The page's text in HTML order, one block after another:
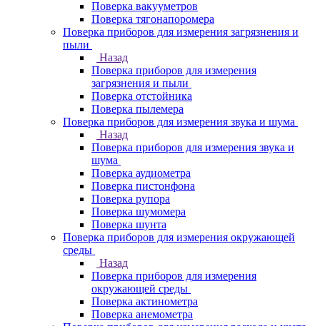
Поверка вакууметров
Поверка тягонапоромера
Поверка приборов для измерения загрязнения и
пыли
Назад
Поверка приборов для измерения
загрязнения и пыли
Поверка отстойника
Поверка пылемера
Поверка приборов для измерения звука и шума
Назад
Поверка приборов для измерения звука и
шума
Поверка аудиометра
Поверка пистонфона
Поверка рупора
Поверка шумомера
Поверка шунта
Поверка приборов для измерения окружающей
среды
Назад
Поверка приборов для измерения
окружающей среды
Поверка актинометра
Поверка анемометра